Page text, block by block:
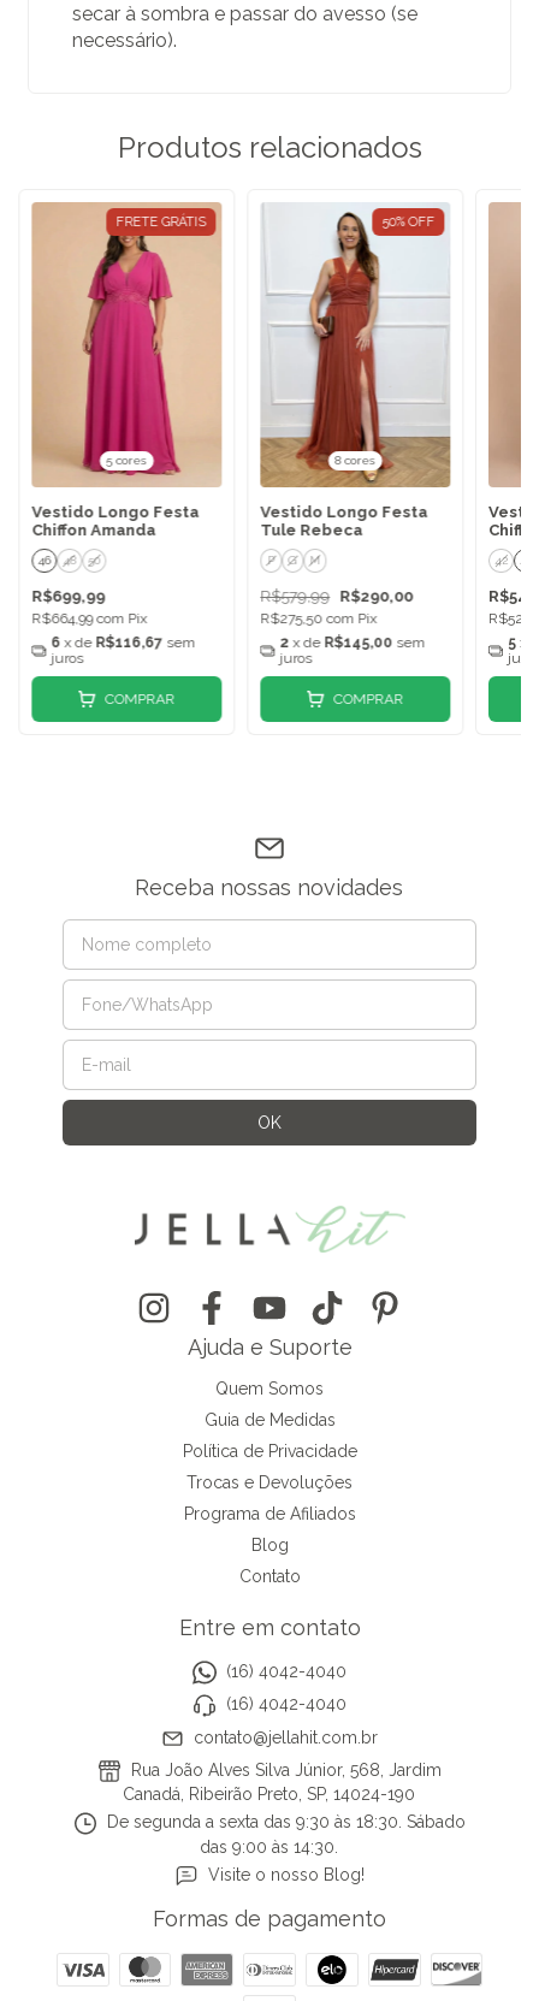
secar à sombra e passar do avesso (se
necessário).
Produtos relacionados
FRETE GRÁTIS
5 cores
Vestido Longo Festa
Chiffon Amanda
46 48 50
R$699,99
R$664,99com Pix
6 x de R$116,67 sem
juros
COMPRAR
50%OFF
8 cores
Vestido Longo Festa
Tule Rebeca
P G M
R$579,99 R$290,00
R$275,50com Pix
2 x de R$145,00 sem
juros
COMPRAR
42
5 x
Receba nossas novidades
Ajuda e Suporte
Quem Somos
Guia de Medidas
Política de Privacidade
Trocas e Devoluções
Programa de Afiliados
Blog
Contato
Entre em contato
(16) 4042-4040
(16) 4042-4040
contato@jellahit.com.br
Rua João Alves Silva Júnior, 568, Jardim
Canadá, Ribeirão Preto, SP, 14024-190
De segunda a sexta das 9:30 às 18:30. Sábado
das 9:00 às 14:30.
Visite o nosso Blog!
Formas de pagamento